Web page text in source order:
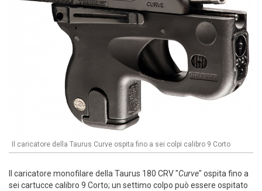
Il caricatore della Taurus Curve ospita fino a sei colpi calibro 9 Corto
Il caricatore monofilare della Taurus 180 CRV "Curve" ospita fino a
sei cartucce calibro 9 Corto; un settimo colpo può essere ospitato